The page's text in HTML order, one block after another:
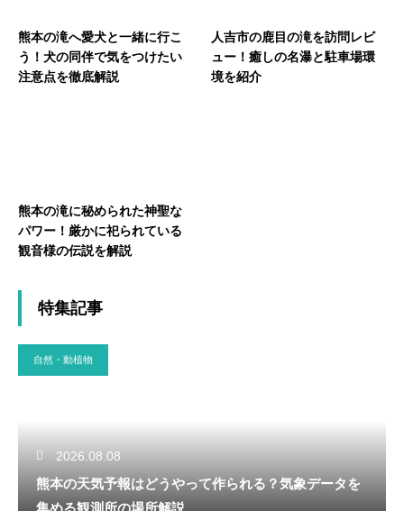
熊本の滝へ愛犬と一緒に行こ
う！犬の同伴で気をつけたい
注意点を徹底解説
人吉市の鹿目の滝を訪問レビ
ュー！癒しの名瀑と駐車場環
境を紹介
熊本の滝に秘められた神聖な
パワー！厳かに祀られている
観音様の伝説を解説
特集記事
自然・動植物
2026.08.08
熊本の天気予報はどうやって作られる？気象データを